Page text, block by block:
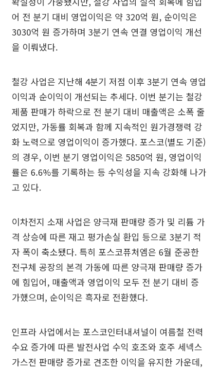
어 전 분기 대비 영업이익은 약 320억 원, 순이익은
3030억 원 증가하며 3분기 연속 연결 영업이익 개선
을 이뤄냈다.
철강 사업은 지난해 4분기 저점 이후 3분기 연속 영업
이익과 순이익이 개선되는 추세다. 이번 분기는 철강
제품 판매가 하락으로 전 분기 대비 매출액은 소폭 줄
었지만, 가동률 회복과 함께 지속적인 원가경쟁력 강
화 노력으로 영업이익이 증가했다. 포스코(별도 기준)
의 경우, 이번 분기 영업이익은 5850억 원, 영업이익
률은 6.6%를 기록하는 등 수익성을 지속 강화해 나가
고 있다.
이차전지 소재 사업은 양극재 판매량 증가 및 리튬 가
격 상승에 따른 재고 평가손실 환입 등으로 3분기 적
자 폭이 축소됐다. 특히 포스코퓨처엠은 6월 준공한
전구체 공장의 본격 가동에 따른 양극재 판매량 증가
에 힘입어, 매출액과 영업이익 모두 전 분기 대비 증
가했으며, 순이익은 흑자로 전환했다.
인프라 사업에서는 포스코인터내셔널이 여름철 전력
수요 증가에 따른 발전사업 수익 호조와 호주 세넥스
가스전 판매량 증가로 견조한 이익을 유지한 가운데,